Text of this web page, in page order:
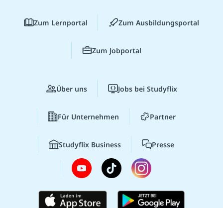
Zum Lernportal Zum Ausbildungsportal
Zum Jobportal
Über uns Jobs bei Studyflix
Für Unternehmen Partner
Studyflix Business Presse